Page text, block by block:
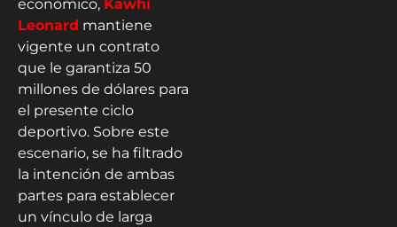
económico, Kawhi
Leonard mantiene
vigente un contrato
que le garantiza 50
millones de dólares para
el presente ciclo
deportivo. Sobre este
escenario, se ha filtrado
la intención de ambas
partes para establecer
un vínculo de larga